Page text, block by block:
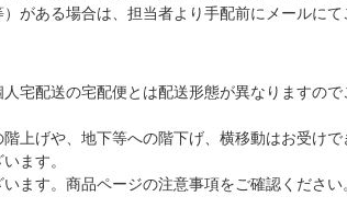
がある場合は、担当者より手配前にメールにて
宅配送の宅配便とは配送形態が異なりますので
上げや、地下等への階下げ、横移動はお受けで
ます。
ます。商品ページの注意事項をご確認ください